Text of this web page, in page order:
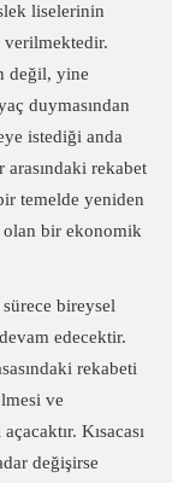
liselerinin
verilmektedir.
değil, yine
duymasından
istediği anda
rekabet
temelde yeniden
olan bir ekonomik
sürece bireysel
edecektir.
rekabeti
ve
Kısacası
değişirse